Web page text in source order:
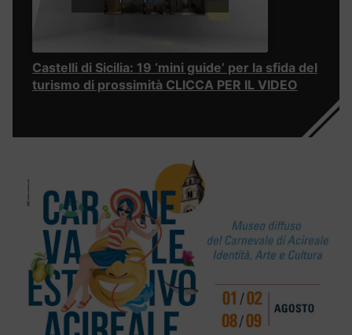
Castelli di Sicilia: 19 ‘mini guide’ per la sfida del
turismo di prossimità CLICCA PER IL VIDEO